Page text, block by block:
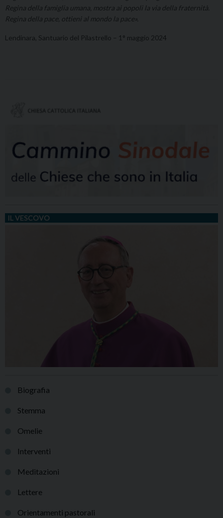
Regina della famiglia umana, mostra ai popoli la via della fraternità.
Regina della pace, ottieni al mondo la pace».
Lendinara, Santuario del Pilastrello – 1° maggio 2024
IL VESCOVO
Biografia
Stemma
Omelie
Interventi
Meditazioni
Lettere
Orientamenti pastorali